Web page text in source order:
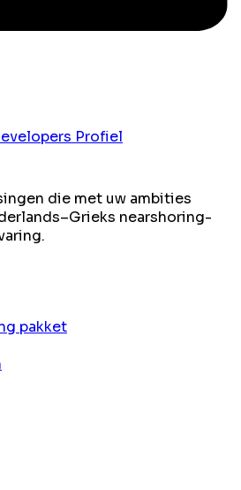
Profiel
die met uw ambities
nearshoring-
pakket